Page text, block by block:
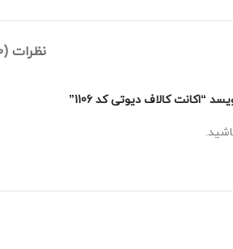
نظرات (0)
کالاف دیوتی کد 1106”